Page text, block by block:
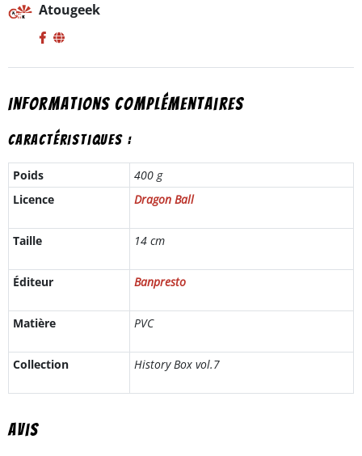
Atougeek
Informations complémentaires
Caractéristiques :
Poids
400 g
Licence
Dragon Ball
Taille 14 cm
Éditeur Banpresto
Matière PVC
Collection History Box vol.7
Avis